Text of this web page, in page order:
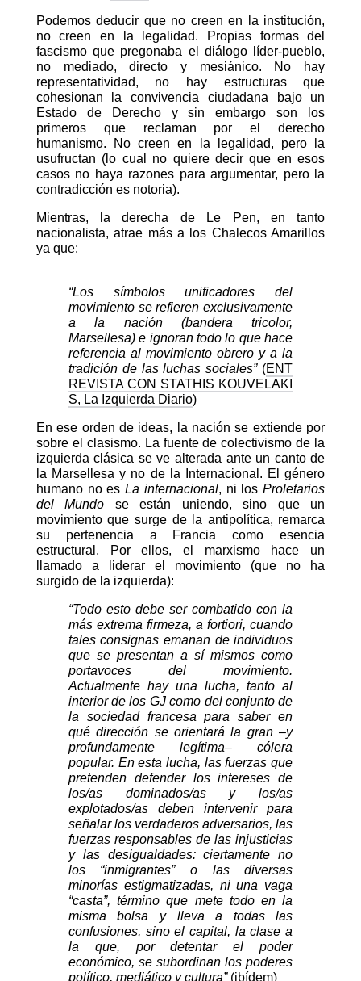
Podemos deducir que no creen en la institución,
no creen en la legalidad. Propias formas del
fascismo que pregonaba el diálogo líder-pueblo,
no mediado, directo y mesiánico. No hay
representatividad, no hay estructuras que
cohesionan la convivencia ciudadana bajo un
Estado de Derecho y sin embargo son los
primeros que reclaman por el derecho
humanismo. No creen en la legalidad, pero la
usufructan (lo cual no quiere decir que en esos
casos no haya razones para argumentar, pero la
contradicción es notoria).
Mientras, la derecha de Le Pen, en tanto
nacionalista, atrae más a los Chalecos Amarillos
ya que:
“Los símbolos unificadores del
movimiento se refieren exclusivamente
a la nación (bandera tricolor,
Marsellesa) e ignoran todo lo que hace
referencia al movimiento obrero y a la
tradición de las luchas sociales”(ENT
REVISTA CON STATHIS KOUVELAKI
S, La Izquierda Diario)
En ese orden de ideas, la nación se extiende por
sobre el clasismo. La fuente de colectivismo de la
izquierda clásica se ve alterada ante un canto de
la Marsellesa y no de la Internacional. El género
humano no esLa internacional, ni losProletarios
del Mundo se están uniendo, sino que un
movimiento que surge de la antipolítica, remarca
su pertenencia a Francia como esencia
estructural. Por ellos, el marxismo hace un
llamado a liderar el movimiento (que no ha
surgido de la izquierda):
“Todo esto debe ser combatido con la
más extrema firmeza, a fortiori, cuando
tales consignas emanan de individuos
que se presentan a sí mismos como
portavoces del movimiento.
Actualmente hay una lucha, tanto al
interior de los GJ como del conjunto de
la sociedad francesa para saber en
qué dirección se orientará la gran –y
profundamente legítima– cólera
popular. En esta lucha, las fuerzas que
pretenden defender los intereses de
los/as dominados/as y los/as
explotados/as deben intervenir para
señalar los verdaderos adversarios, las
fuerzas responsables de las injusticias
y las desigualdades: ciertamente no
los “inmigrantes” o las diversas
minorías estigmatizadas, ni una vaga
“casta”, término que mete todo en la
misma bolsa y lleva a todas las
confusiones, sino el capital, la clase a
la que, por detentar el poder
económico, se subordinan los poderes
político, mediático y cultura” (ibídem)